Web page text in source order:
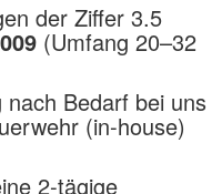
der Ziffer 3.5
(Umfang 20–32
Bedarf bei uns
(in-house)
2-tägige